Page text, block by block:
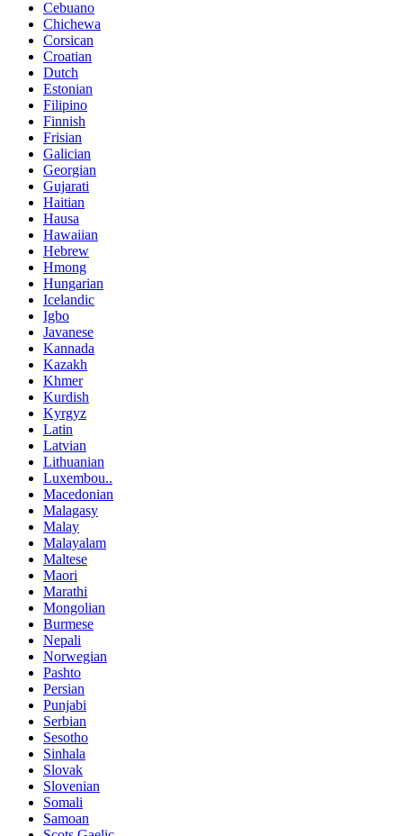
Cebuano
Chichewa
Corsican
Croatian
Dutch
Estonian
Filipino
Finnish
Frisian
Galician
Georgian
Gujarati
Haitian
Hausa
Hawaiian
Hebrew
Hmong
Hungarian
Icelandic
Igbo
Javanese
Kannada
Kazakh
Khmer
Kurdish
Kyrgyz
Latin
Latvian
Lithuanian
Luxembou..
Macedonian
Malagasy
Malay
Malayalam
Maltese
Maori
Marathi
Mongolian
Burmese
Nepali
Norwegian
Pashto
Persian
Punjabi
Serbian
Sesotho
Sinhala
Slovak
Slovenian
Somali
Samoan